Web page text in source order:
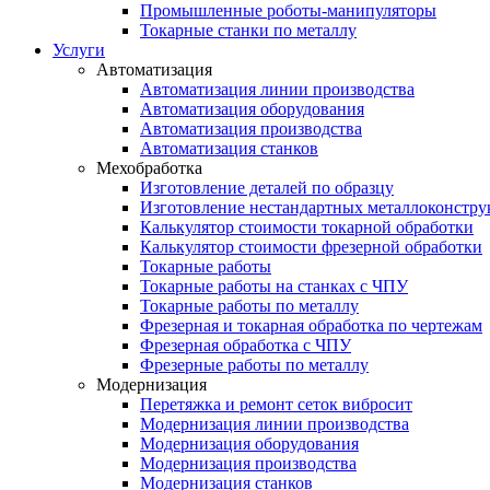
Промышленные роботы-манипуляторы
Токарные станки по металлу
Услуги
Автоматизация
Автоматизация линии производства
Автоматизация оборудования
Автоматизация производства
Автоматизация станков
Мехобработка
Изготовление деталей по образцу
Изготовление нестандартных
Калькулятор стоимости токарной обработки
Калькулятор стоимости фрезерной обработки
Токарные работы
Токарные работы на станках с ЧПУ
Токарные работы по металлу
Фрезерная и токарная обработка по чертежам
Фрезерная обработка с ЧПУ
Фрезерные работы по металлу
Модернизация
Перетяжка и ремонт сеток вибросит
Модернизация линии производства
Модернизация оборудования
Модернизация производства
Модернизация станков